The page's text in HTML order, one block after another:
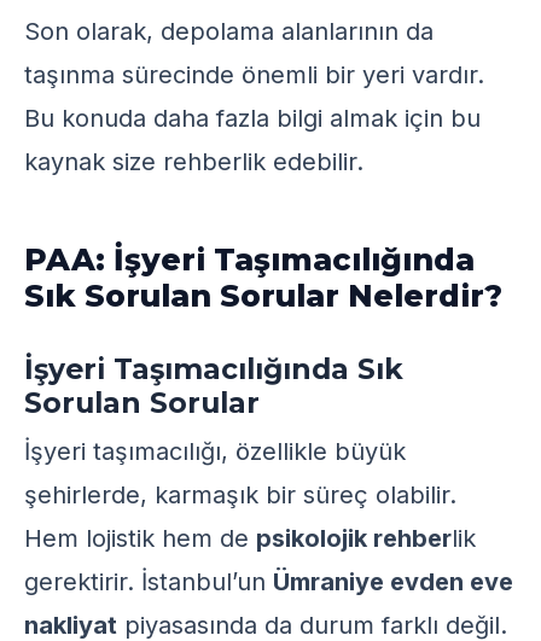
Son olarak, depolama alanlarının da
taşınma sürecinde önemli bir yeri vardır.
Bu konuda daha fazla bilgi almak için bu
kaynak size rehberlik edebilir.
PAA: İşyeri Taşımacılığında
Sık Sorulan Sorular Nelerdir?
İşyeri Taşımacılığında Sık
Sorulan Sorular
İşyeri taşımacılığı, özellikle büyük
şehirlerde, karmaşık bir süreç olabilir.
Hem lojistik hem de psikolojik rehberlik
gerektirir. İstanbul’un Ümraniye evden eve
nakliyat piyasasında da durum farklı değil.